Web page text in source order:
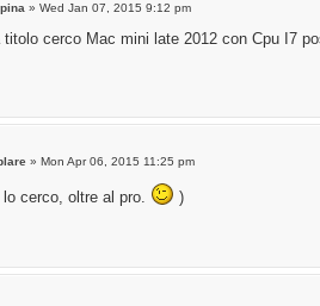
» Wed Jan 07, 2015 9:12 pm
titolo cerco Mac mini late 2012 con Cpu I7
» Mon Apr 06, 2015 11:25 pm
cerco, oltre al pro. )